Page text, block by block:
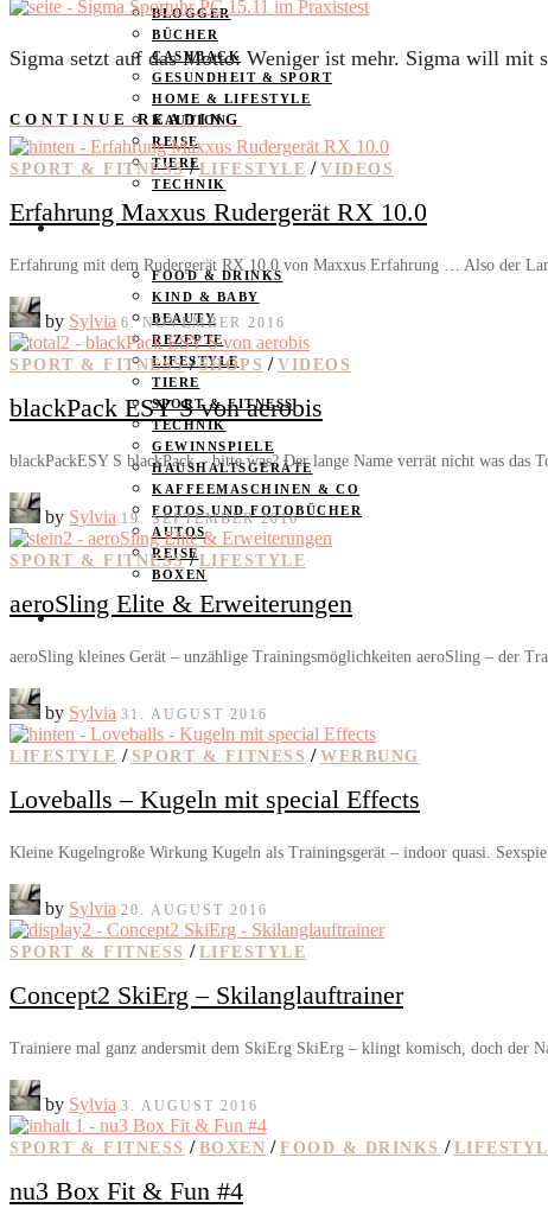
BLOGGER
BÜCHER
CASHBACK
GESUNDHEIT & SPORT
HOME & LIFESTYLE
KAUTION
REISE
TIERE
TECHNIK
KATEGORIEN
FOOD & DRINKS
KIND & BABY
BEAUTY
REZEPTE
LIFESTYLE
TIERE
SPORT & FITNESS
TECHNIK
GEWINNSPIELE
HAUSHALTSGERÄTE
KAFFEEMASCHINEN & CO
FOTOS UND FOTOBÜCHER
AUTOS
REISE
BOXEN
KIND & KEGEL
Sigma setzt auf das Motto: Weniger ist mehr. Sigma will mit
CONTINUE READING
SPORT & FITNESS / LIFESTYLE / VIDEOS
Erfahrung Maxxus Rudergerät RX 10.0
Erfahrung mit dem Rudergerät RX 10.0 von Maxxus Erfahrung … Also der
by Sylvia 6. NOVEMBER 2016
SPORT & FITNESS / SHOPS / VIDEOS
blackPack ESY S von aerobis
blackPackESY S blackPack – bitte was? Der lange Name verrät nicht was das
by Sylvia 19. SEPTEMBER 2016
SPORT & FITNESS / LIFESTYLE
aeroSling Elite & Erweiterungen
aeroSling kleines Gerät – unzählige Trainingsmöglichkeiten aeroSling – der
by Sylvia 31. AUGUST 2016
LIFESTYLE / SPORT & FITNESS / WERBUNG
Loveballs – Kugeln mit special Effects
Kleine Kugelngroße Wirkung Kugeln als Trainingsgerät – indoor quasi.
by Sylvia 20. AUGUST 2016
SPORT & FITNESS / LIFESTYLE
Concept2 SkiErg – Skilanglauftrainer
Trainiere mal ganz andersmit dem SkiErg SkiErg – klingt komisch, doch der
by Sylvia 3. AUGUST 2016
SPORT & FITNESS / BOXEN / FOOD & DRINKS /
nu3 Box Fit & Fun #4